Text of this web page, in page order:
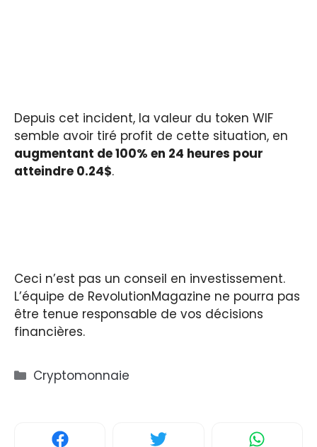
Depuis cet incident, la valeur du token WIF
semble avoir tiré profit de cette situation, en
augmentant de 100% en 24 heures pour
atteindre 0.24$.
Ceci n’est pas un conseil en investissement.
L’équipe de RevolutionMagazine ne pourra pas
être tenue responsable de vos décisions
financières.
Catégories
Cryptomonnaie